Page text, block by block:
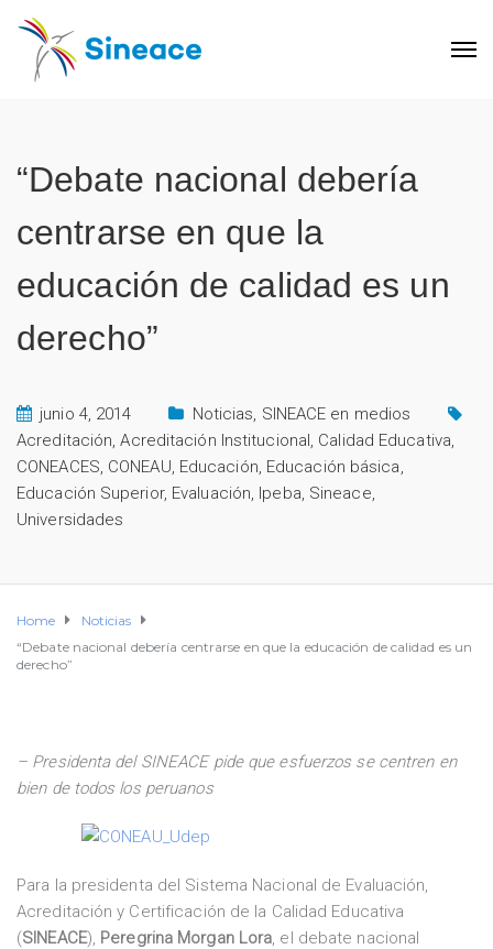
“Debate nacional debería
centrarse en que la
educación de calidad es un
derecho”
junio 4, 2014 Noticias, SINEACE en medios
Acreditación,Acreditación Institucional, Calidad Educativa,
CONEACES, CONEAU, Educación, Educación básica,
Educación Superior, Evaluación, Ipeba, Sineace,
Universidades
Home
Noticias
“Debate nacional debería centrarse en que la educación de calidad es un
derecho”
– Presidenta del SINEACE pide que esfuerzos se centren en
bien de todos los peruanos
Para la presidenta del Sistema Nacional de Evaluación,
Acreditación y Certificación de la Calidad Educativa
(SINEACE), Peregrina Morgan Lora, el debate nacional